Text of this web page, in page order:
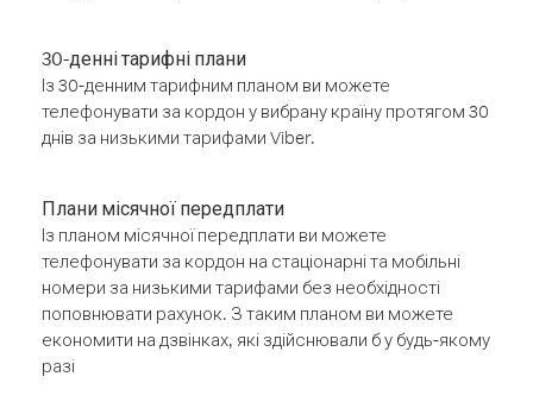
30-денні тарифні плани
Із 30-денним тарифним планом ви можете
телефонувати за кордон у вибрану країну протягом 30
днів за низькими тарифами Viber.
Плани місячної передплати
Із планом місячної передплати ви можете
телефонувати за кордон на стаціонарні та мобільні
номери за низькими тарифами без необхідності
поповнювати рахунок. З таким планом ви можете
економити на дзвінках, які здійснювали б у будь-якому
разі